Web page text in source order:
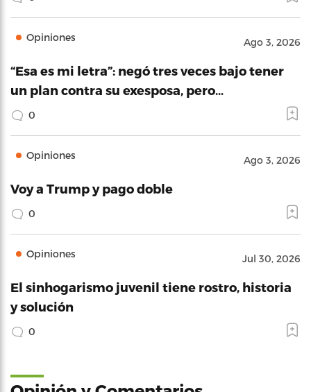
Opiniones Ago 3, 2026
“Esa es mi letra”: negó tres veces bajo tener
un plan contra su exesposa, pero…
0
Opiniones Ago 3, 2026
Voy a Trump y pago doble
0
Opiniones Jul 30, 2026
El sinhogarismo juvenil tiene rostro, historia
y solución
0